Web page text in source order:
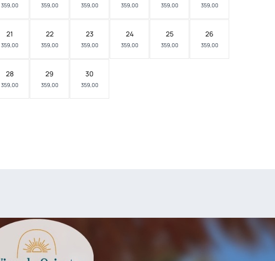
359,00 359,00 359,00 359,00 359,00 359,00
21
359,00
22
359,00
23
359,00
24
359,00
25
359,00
26
359,00
28
359,00
29
359,00
30
359,00